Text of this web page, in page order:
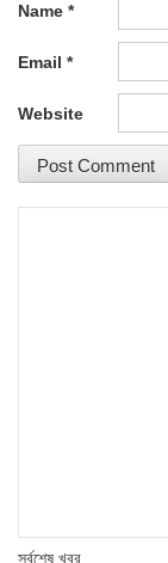
Name *
Email *
Website
সর্বশেষ খবর